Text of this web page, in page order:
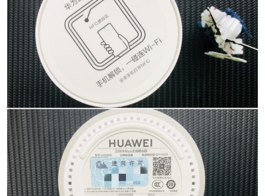
有帮助的。 PC端的最后一项功能介绍便是NFC联
网功能。说是NFC联网其实并不是真正意义的联
网，因为NFC只是一个近距离感应传输方式，本身
并不具备上网功能。那这个上网功能是如何实现的
呢？直接点说就是路由器通过NFC调用系统的联网
功能，并将WiFi的连接信息发送给手机端自动填充
到调用的系统联网功能中，从而达到自动联网的效
果。但是由于iOS系统的接口调用限制，该NFC一
触即连功能仅适用于具备NFC功能的Android（安
卓）设备。 App配合使用： 现在的设备没有个App
配合使用应该都不好意思拿出手，华为也一样。华
为A2使用的是“华为智能家居”这款App，可见华为A
2应该算作是华为智能家居的组成成员之一。 在App